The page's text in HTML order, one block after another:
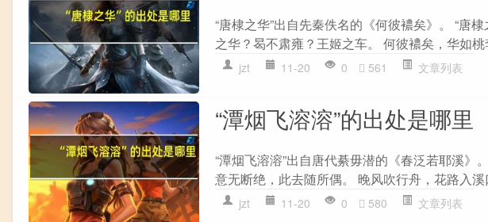
“唐棣之华”出自先秦佚名的《何彼襛矣》。 “唐
之华？曷不肃雍？王姬之车。 何彼襛矣，华如
jzt 11-20 0 561 文章列表
“潭烟飞溶溶”的出处是哪里
“潭烟飞溶溶”出自唐代綦毋潜的《春泛若耶溪》
意无断绝，此去随所偶。 晚风吹行舟，花路入溪
jzt 11-20 0 580 文章列表